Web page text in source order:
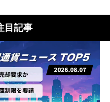
目記事